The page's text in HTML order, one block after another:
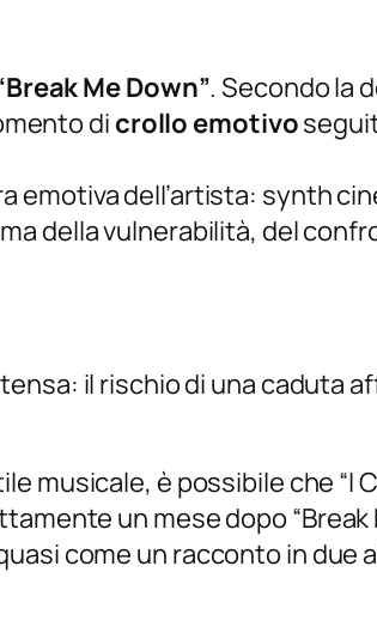
Me Down”. Secondo la
di crollo emotivo
emotiva dell’artista: synth
della vulnerabilità, del
il rischio di una caduta
è possibile che “I
un mese dopo
come un racconto in